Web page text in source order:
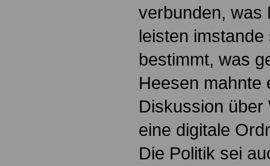
verbunden, was
leisten
bestimmt, was
Heesen mahnte
Diskussion
eine digitale
Die Politik sei